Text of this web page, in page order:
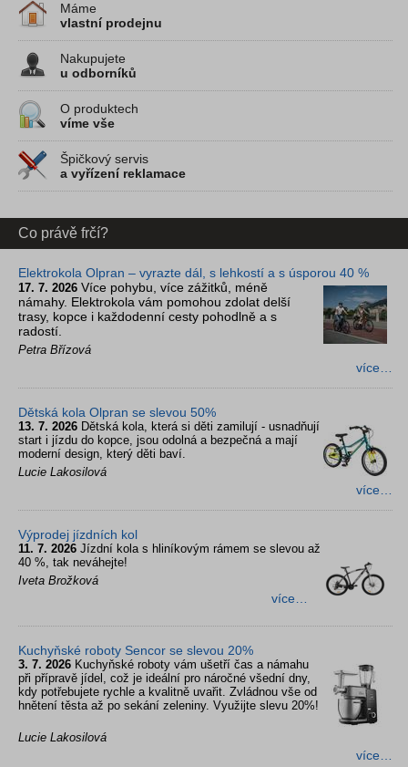
Máme
vlastní prodejnu
Nakupujete
u odborníků
O produktech
víme vše
Špičkový servis
a vyřízení reklamace
Co právě frčí?
Elektrokola Olpran – vyrazte dál, s lehkostí a s úsporou 40 %
17. 7. 2026 Více pohybu, více zážitků, méně
námahy. Elektrokola vám pomohou zdolat delší
trasy, kopce i každodenní cesty pohodlně a s
radostí.
Petra Břízová
více…
Dětská kola Olpran se slevou 50%
13. 7. 2026 Dětská kola, která si děti zamilují - usnadňují
start i jízdu do kopce, jsou odolná a bezpečná a mají
moderní design, který děti baví.
Lucie Lakosilová
více…
Výprodej jízdních kol
11. 7. 2026 Jízdní kola s hliníkovým rámem se slevou až
40 %, tak neváhejte!
Iveta Brožková
více…
Kuchyňské roboty Sencor se slevou 20%
3. 7. 2026 Kuchyňské roboty vám ušetří čas a námahu
při přípravě jídel, což je ideální pro náročné všední dny,
kdy potřebujete rychle a kvalitně uvařit. Zvládnou vše od
hnětení těsta až po sekání zeleniny. Využijte slevu 20%!
Lucie Lakosilová
více…